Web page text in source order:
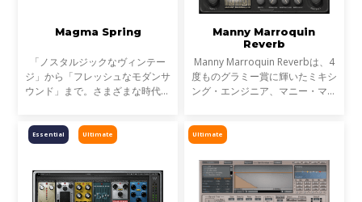
Magma Spring
「ノスタルジックなヴィンテー
ジ」から「フレッシュなモダンサ
ウンド」まで。さまざまな時代の
能です。
Manny Marroquin
Reverb
Manny Marroquin Reverbは、4
度ものグラミー賞に輝いたミキシ
ング・エンジニア、マニー・マロ
ズ、タイプの異なる18種類もの
Ultimate
Essential Ultimate